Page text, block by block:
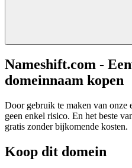
Nameshift.com -
domeinnaam kopen
Door gebruik te maken van onze
geen enkel risico. En het beste
gratis zonder bijkomende kosten.
Koop dit domein